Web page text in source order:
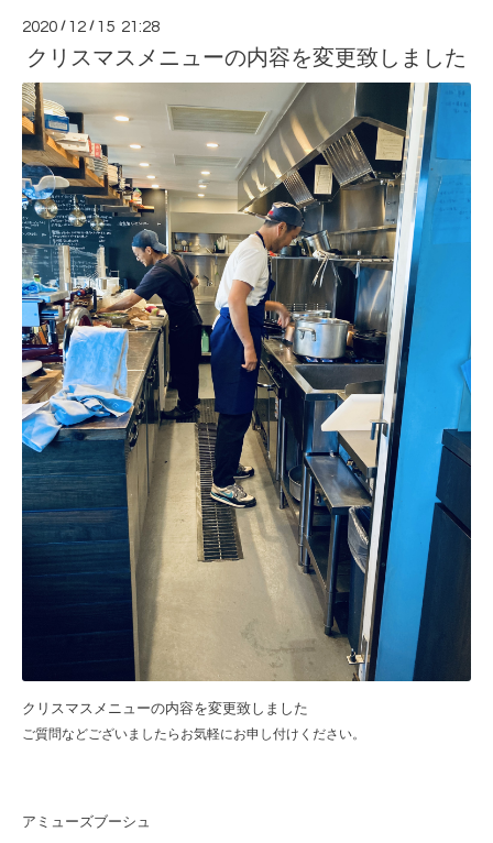
2020 / 12 / 15 21:28
クリスマスメニューの内容を変更致しました
クリスマスメニューの内容を変更致しました
ご質問などございましたらお気軽にお申し付けください。
アミューズブーシュ